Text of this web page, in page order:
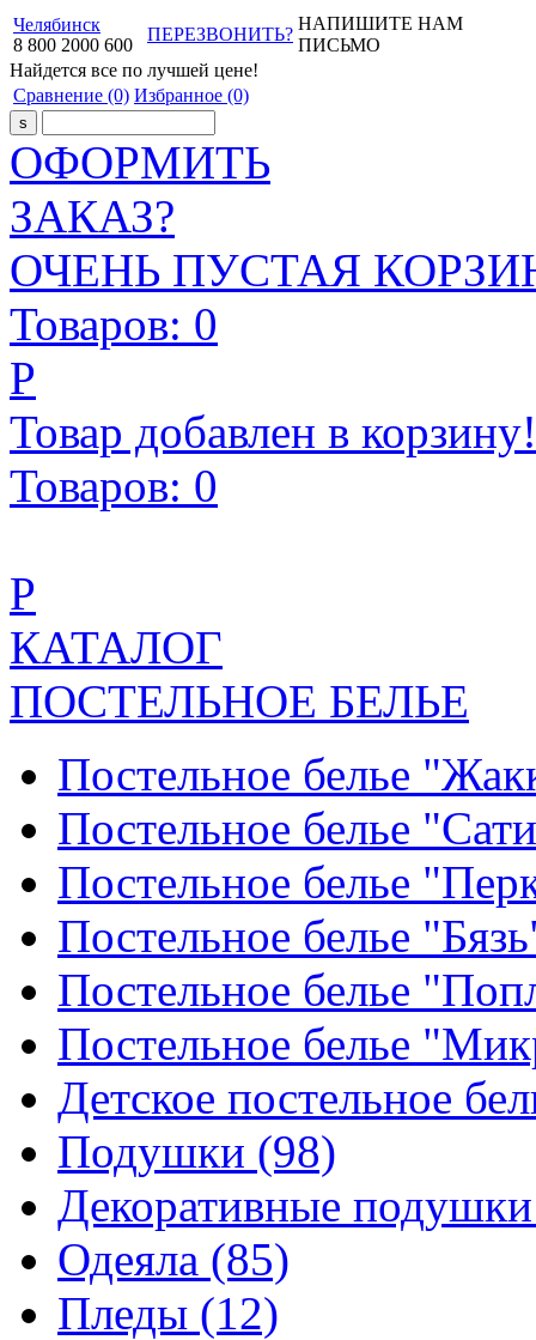
Челябинск
8 800 2000 600
ПЕРЕЗВОНИТЬ?
НАПИШИТЕ НАМ
ПИСЬМО
Найдется все по лучшей цене!
Сравнение (0) Избранное (0)
ОФОРМИТЬ
ЗАКАЗ?
ОЧЕНЬ ПУСТАЯ
Товаров: 0
Р
Товар добавлен в корзину!
Товаров: 0
Р
КАТАЛОГ
ПОСТЕЛЬНОЕ БЕЛЬЕ
Постельное белье
Постельное белье
Постельное белье
Постельное белье
Постельное белье
Постельное белье
Детское постельное
Подушки (98)
Декоративные
Одеяла (85)
Пледы (12)